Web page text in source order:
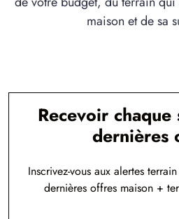
maison et de sa
Recevoir chaque
dernières
Inscrivez-vous aux alertes
dernières offres maison +